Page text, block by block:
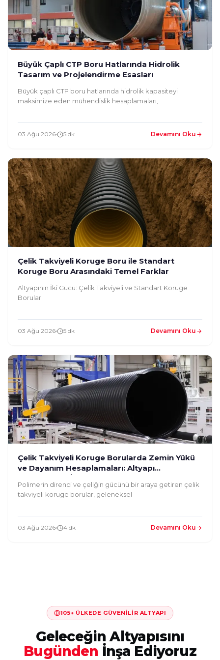
Büyük Çaplı CTP Boru Hatlarında Hidrolik
Tasarım ve Projelendirme Esasları
Büyük çaplı CTP boru hatlarında hidrolik kapasiteyi
maksimize eden mühendislik hesaplamaları,
03 Ağu 2026 5 dk Devamını Oku
Çelik Takviyeli Koruge Boru ile Standart
Koruge Boru Arasındaki Temel Farklar
Altyapının İki Gücü: Çelik Takviyeli ve Standart Koruge
Borular
03 Ağu 2026 5 dk Devamını Oku
Çelik Takviyeli Koruge Borularda Zemin Yükü
ve Dayanım Hesaplamaları: Altyapı
Polimerin direnci ve çeliğin gücünü bir araya getiren çelik
takviyeli koruge borular, geleneksel
03 Ağu 2026 4 dk Devamını Oku
105+ ÜLKEDE GÜVENILIR ALTYAPI
Geleceğin Altyapısını
Bugünden İnşa Ediyoruz